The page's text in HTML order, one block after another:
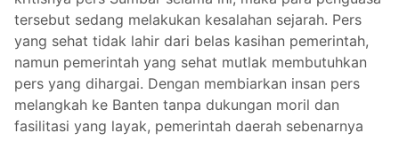
tersebut sedang melakukan kesalahan sejarah. Pers
yang sehat tidak lahir dari belas kasihan pemerintah,
namun pemerintah yang sehat mutlak membutuhkan
pers yang dihargai. Dengan membiarkan insan pers
melangkah ke Banten tanpa dukungan moril dan
fasilitasi yang layak, pemerintah daerah sebenarnya